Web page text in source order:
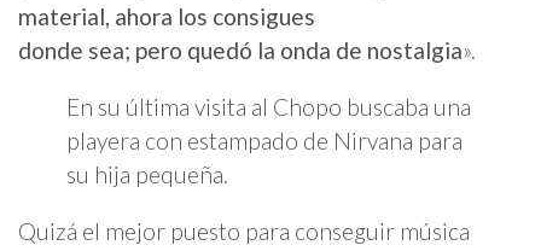
material, ahora los consigues
donde sea; pero quedó la onda de nostalgia».
En su última visita al Chopo buscaba una
playera con estampado de Nirvana para
su hija pequeña.
Quizá el mejor puesto para conseguir música